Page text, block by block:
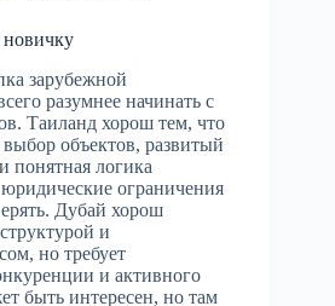
зарубежной
разумнее начинать с
Таиланд хорош тем, что
объектов, развитый
понятная логика
ограничения
Дубай хорош
и
но требует
и активного
быть интересен, но там